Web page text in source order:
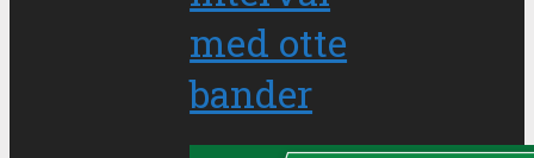
med otte
bander